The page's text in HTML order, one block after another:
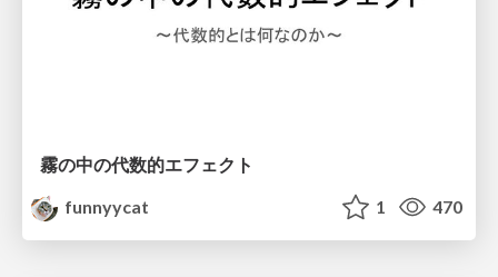
霧の中の代数的エフェクト
funnyycat
1 470